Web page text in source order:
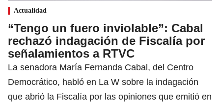
Actualidad
“Tengo un fuero inviolable”: Cabal
rechazó indagación de Fiscalía por
señalamientos a RTVC
La senadora María Fernanda Cabal, del Centro
Democrático, habló en La W sobre la indagación
que abrió la Fiscalía por las opiniones que emitió en